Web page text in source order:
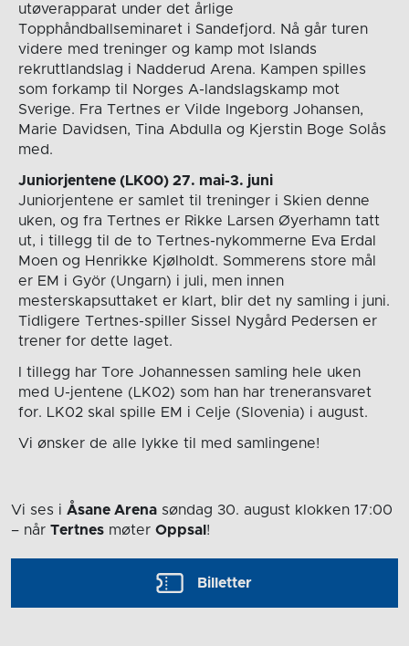
utøverapparat under det årlige
Topphåndballseminaret i Sandefjord. Nå går turen
videre med treninger og kamp mot Islands
rekruttlandslag i Nadderud Arena. Kampen spilles
som forkamp til Norges A-landslagskamp mot
Sverige. Fra Tertnes er Vilde Ingeborg Johansen,
Marie Davidsen, Tina Abdulla og Kjerstin Boge Solås
med.
Juniorjentene (LK00) 27. mai-3. juni
Juniorjentene er samlet til treninger i Skien denne
uken, og fra Tertnes er Rikke Larsen Øyerhamn tatt
ut, i tillegg til de to Tertnes-nykommerne Eva Erdal
Moen og Henrikke Kjølholdt. Sommerens store mål
er EM i Györ (Ungarn) i juli, men innen
mesterskapsuttaket er klart, blir det ny samling i juni.
Tidligere Tertnes-spiller Sissel Nygård Pedersen er
trener for dette laget.
I tillegg har Tore Johannessen samling hele uken
med U-jentene (LK02) som han har treneransvaret
for. LK02 skal spille EM i Celje (Slovenia) i august.
Vi ønsker de alle lykke til med samlingene!
Vi ses i Åsane Arena søndag 30. august klokken 17:00
– når Tertnes møter Oppsal !
Billetter